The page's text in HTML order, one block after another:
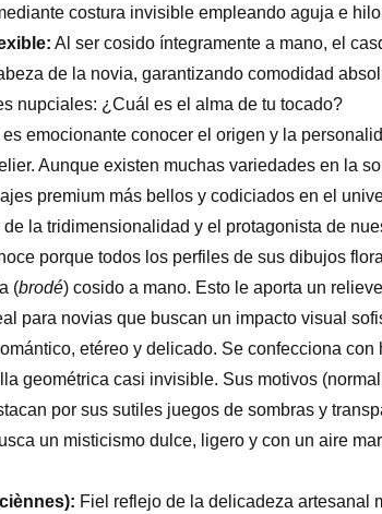
costura invisible empleando aguja e
Al ser cosido íntegramente a mano, el
de la novia, garantizando comodidad
nupciales: ¿Cuál es el alma de tu tocado?
emocionante conocer el origen y la
Aunque existen muchas variedades en la
premium más bellos y codiciados en el
de la tridimensionalidad y el protagonista de
porque todos los perfiles de sus dibujos
(brodé) cosido a mano. Esto le aporta un
para novias que buscan un impacto visual
etéreo y delicado. Se confecciona con
geométrica casi invisible. Sus motivos
por sus sutiles juegos de sombras y
un misticismo dulce, ligero y con un aire
Fiel reflejo de la delicadeza artesanal